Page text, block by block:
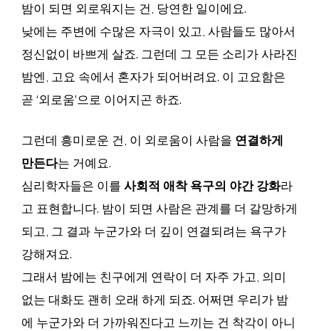
밤이 되면 외로워지는 건, 당연한 일이에요.
낮에는 주변에 수많은 자극이 있고, 사람들도 많아서
정신없이 바쁘게 살죠. 그런데 그 모든 소리가 사라진
밤엔, 고요 속에서 혼자가 되어버려요. 이 고요함은
곧 ‘외로움’으로 이어지곤 하죠.
그런데 흥미로운 건, 이 외로움이 사람을 연결하게
만든다는 거예요.
심리학자들은 이를 사회적 애착 욕구의 야간 강화라
고 표현합니다. 밤이 되면 사람은 관계를 더 갈망하게
되고, 그 결과 누군가와 더 깊이 연결되려는 욕구가
강해져요.
그래서 밤에는 친구에게 연락이 더 자주 가고, 의미
없는 대화도 괜히 오래 하게 되죠. 어쩌면 우리가 밤
에 누군가와 더 가까워진다고 느끼는 건 착각이 아니